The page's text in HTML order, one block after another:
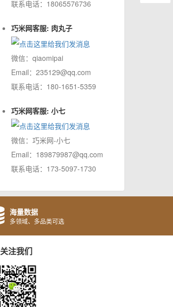
联系电话：18065576736
巧米网客服: 肉丸子
微信：qiaomipai
Email：235129@qq.com
联系电话：180-1651-5359
巧米网客服: 小七
微信：巧米网-小七
Email：189879987@qq.com
联系电话：173-5097-1730
海量数据
多领域、多品类可选
关注我们